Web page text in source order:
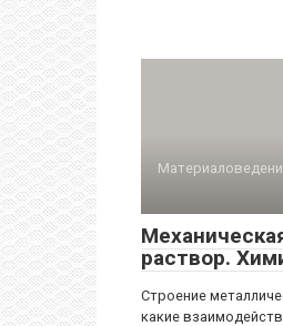
раствор.
Строение
какие